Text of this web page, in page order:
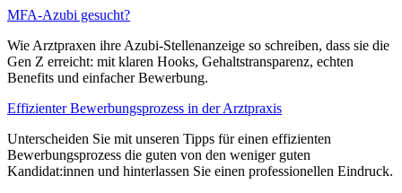
MFA-Azubi gesucht?
Wie Arztpraxen ihre Azubi-Stellenanzeige so schreiben, dass sie die
Gen Z erreicht: mit klaren Hooks, Gehaltstransparenz, echten
Benefits und einfacher Bewerbung.
Effizienter Bewerbungsprozess in der Arztpraxis
Unterscheiden Sie mit unseren Tipps für einen effizienten
Bewerbungsprozess die guten von den weniger guten
Kandidat:innen und hinterlassen Sie einen professionellen Eindruck.